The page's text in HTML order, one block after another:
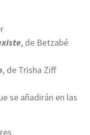
, de Betzabé
, de Trisha Ziff
se añadirán en las